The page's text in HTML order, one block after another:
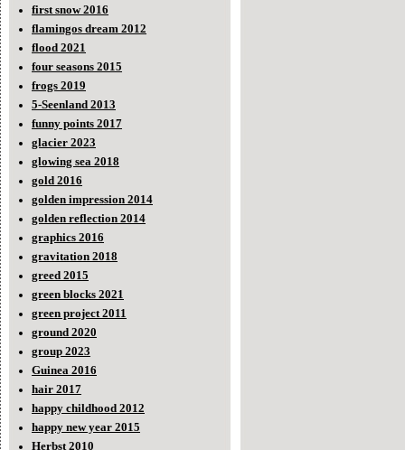
first snow 2016
flamingos dream 2012
flood 2021
four seasons 2015
frogs 2019
5-Seenland 2013
funny points 2017
glacier 2023
glowing sea 2018
gold 2016
golden impression 2014
golden reflection 2014
graphics 2016
gravitation 2018
greed 2015
green blocks 2021
green project 2011
ground 2020
group 2023
Guinea 2016
hair 2017
happy childhood 2012
happy new year 2015
Herbst 2010